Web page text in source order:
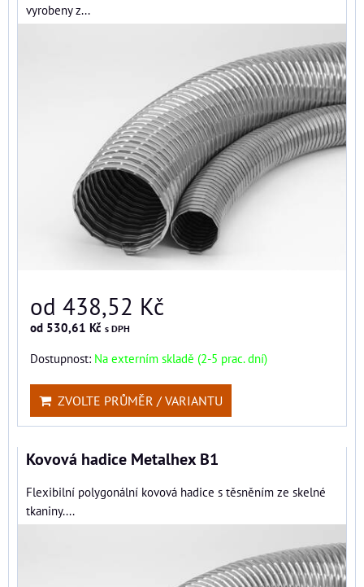
vyrobeny z...
od 438,52 Kč
od 530,61 Kč s DPH
Dostupnost: Na externím skladě (2-5 prac. dní)
ZVOLTE PRŮMĚR / VARIANTU
Kovová hadice Metalhex B1
Flexibilní polygonální kovová hadice s těsněním ze skelné
tkaniny....